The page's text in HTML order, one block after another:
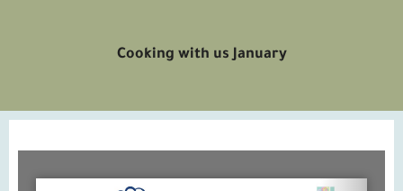
Cooking with us January